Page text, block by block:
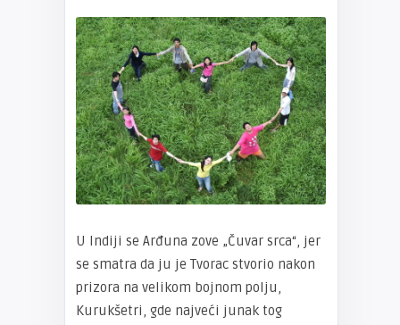
U Indiji se Arđuna zove „Čuvar srca“, jer
se smatra da ju je Tvorac stvorio nakon
prizora na velikom bojnom polju,
Kurukšetri, gde najveći junak tog